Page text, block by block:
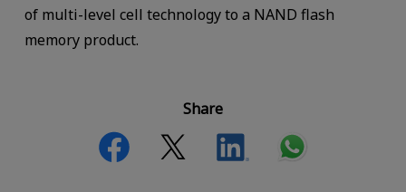
of multi-level cell technology to a NAND flash
memory product.
Share